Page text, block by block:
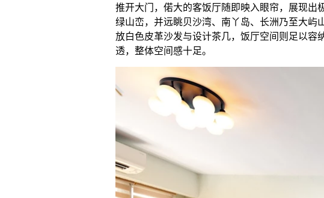
推开大门，偌大的客饭厅随即映入眼帘，展现
绿山峦，并远眺贝沙湾、南丫岛、长洲乃至大
放白色皮革沙发与设计茶几，饭厅空间则足以
透，整体空间感十足。